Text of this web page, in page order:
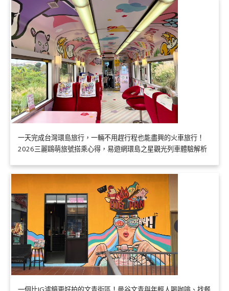
一天完成台灣環島旅行，一輛不用趕行程也能盡興的火車旅行！
2026三麗鷗萌旅號搭乘心得，易遊網環島之星觀光列車體驗解析